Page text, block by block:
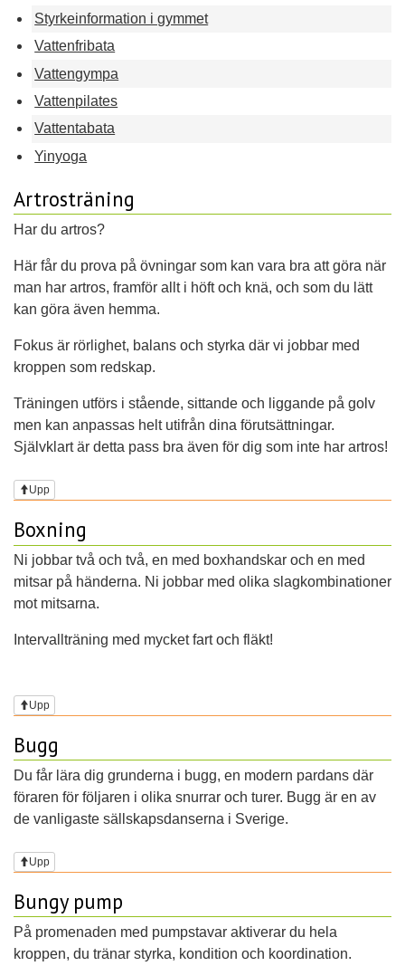
Styrkeinformation i gymmet
Vattenfribata
Vattengympa
Vattenpilates
Vattentabata
Yinyoga
Artrosträning
Har du artros?
Här får du prova på övningar som kan vara bra att göra när
man har artros, framför allt i höft och knä, och som du lätt
kan göra även hemma.
Fokus är rörlighet, balans och styrka där vi jobbar med
kroppen som redskap.
Träningen utförs i stående, sittande och liggande på golv
men kan anpassas helt utifrån dina förutsättningar.
Självklart är detta pass bra även för dig som inte har artros!
Upp
Boxning
Ni jobbar två och två, en med boxhandskar och en med
mitsar på händerna. Ni jobbar med olika slagkombinationer
mot mitsarna.
Intervallträning med mycket fart och fläkt!
Upp
Bugg
Du får lära dig grunderna i bugg, en modern pardans där
föraren för följaren i olika snurrar och turer. Bugg är en av
de vanligaste sällskapsdanserna i Sverige.
Upp
Bungy pump
På promenaden med pumpstavar aktiverar du hela
kroppen, du tränar styrka, kondition och koordination.